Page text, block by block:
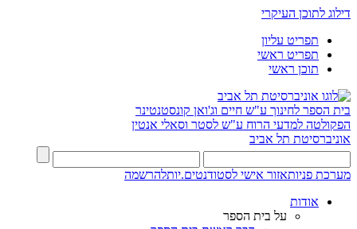
דילוג לתוכן העיקרי
תפריט עליון
תפריט ראשי
תוכן ראשי
בית הספר לחינוך ע"ש חיים וג'ואן קונסטנטינר
הפקולטה למדעי הרוח ע"ש לסטר וסאלי אנטין
אוניברסיטת תל אביב
מערכת פניותאזור אישי לסטודנטים.יותלהרשמה
אודות
על בית הספר